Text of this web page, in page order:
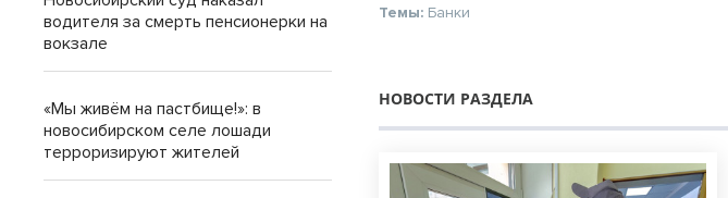
Темы: Банки
НОВОСТИ РАЗДЕЛА
водителя за смерть пенсионерки на
вокзале
«Мы живём на пастбище!»: в
новосибирском селе лошади
терроризируют жителей